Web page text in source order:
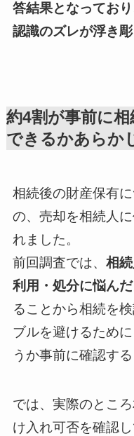
答結果となってお
認識のズレが浮き彫
約4割が事前に
できるかあらか
相続後の財産保有
の、売却を相続人
れました。
前回調査では、 相
利用・処分に悩んだ
ることから相続を
ブルを避けるため
うか事前に確認す
では、実際のとこ
け入れ可否を確認